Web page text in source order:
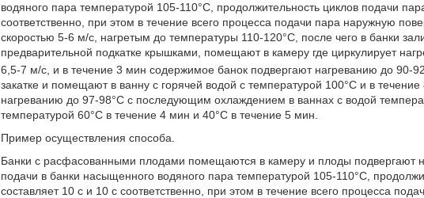
водяного пара температурой 105-110°C, продолжительность циклов подачи
соответственно, при этом в течение всего процесса подачи пара наружную
скоростью 5-6 м/с, нагретым до температуры 110-120°C, после чего в банки
предварительной подкатке крышками, помещают в камеру где циркулирует
6,5-7 м/с, и в течение 3 мин содержимое банок подвергают нагреванию до 90-
закатке и помещают в ванну с горячей водой с температурой 100°C и в
нагреванию до 97-98°C с последующим охлаждением в ваннах с водой
температурой 60°C в течение 4 мин и 40°C в течение 5 мин.
Пример осуществления способа.
Банки с расфасованными плодами помещаются в камеру и плоды подвергают
подачи в банки насыщенного водяного пара температурой 105-110°C,
составляет 10 с и 10 с соответственно, при этом в течение всего процесса